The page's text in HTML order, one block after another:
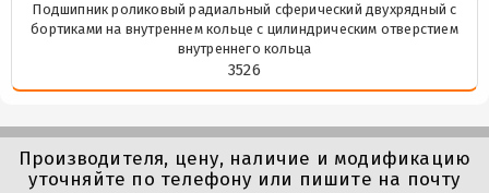
Подшипник роликовый радиальный сферический двухрядный с
бортиками на внутреннем кольце с цилиндрическим отверстием
внутреннего кольца
3526
Производителя, цену, наличие и модификацию
уточняйте по телефону или пишите на почту